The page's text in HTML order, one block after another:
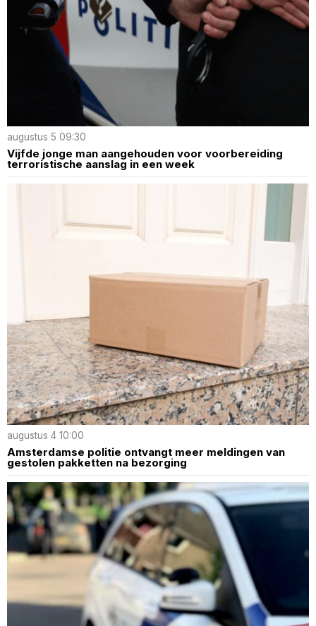
augustus 5 09:30
Vijfde jonge man aangehouden voor voorbereiding
terroristische aanslag in een week
augustus 4 10:00
Amsterdamse politie ontvangt meer meldingen van
gestolen pakketten na bezorging